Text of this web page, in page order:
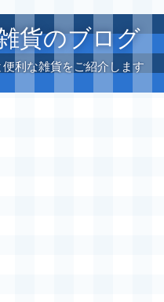
貨のブログ
利な雑貨をご紹介します